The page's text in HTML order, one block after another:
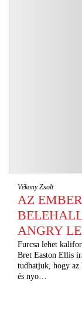
Vékony Zsolt
AZ
ANGRY
Furcsa lehet
Bret Easton Ellis
tudhatjuk, hogy az
és nyo…